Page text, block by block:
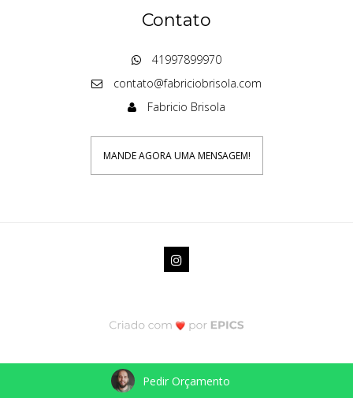
Contato
41997899970
contato@fabriciobrisola.com
Fabricio Brisola
MANDE AGORA UMA MENSAGEM!
Pedir Orçamento